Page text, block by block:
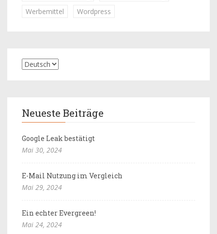
Werbemittel
Wordpress
Neueste Beiträge
Google Leak bestätigt
Mai 30, 2024
E-Mail Nutzung im Vergleich
Mai 29, 2024
Ein echter Evergreen!
Mai 24, 2024